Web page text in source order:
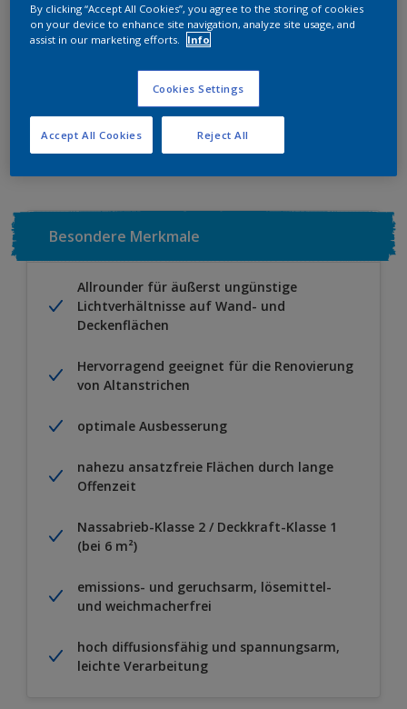
ZUR EINKAUFSLISTE HINZUFÜGEN
Besondere Merkmale
Allrounder für äußerst ungünstige
Lichtverhältnisse auf Wand- und
Deckenflächen
Hervorragend geeignet für die Renovierung
von Altanstrichen
optimale Ausbesserung
nahezu ansatzfreie Flächen durch lange
Offenzeit
Nassabrieb-Klasse 2 / Deckkraft-Klasse 1
(bei 6 m²)
emissions- und geruchsarm, lösemittel-
und weichmacherfrei
hoch diffusionsfähig und spannungsarm,
leichte Verarbeitung
By clicking “Accept All Cookies”, you agree to the storing of cookies
on your device to enhance site navigation, analyze site usage, and
assist in our marketing efforts.
Info
Cookies Settings
Reject All
Accept All Cookies